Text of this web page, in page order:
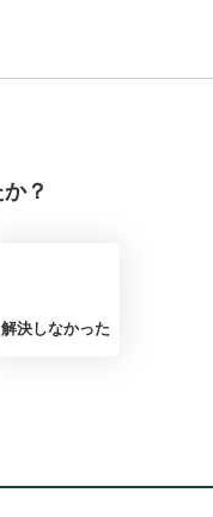
？
解決しなかった